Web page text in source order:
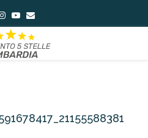
Instagram
Youtube
Email